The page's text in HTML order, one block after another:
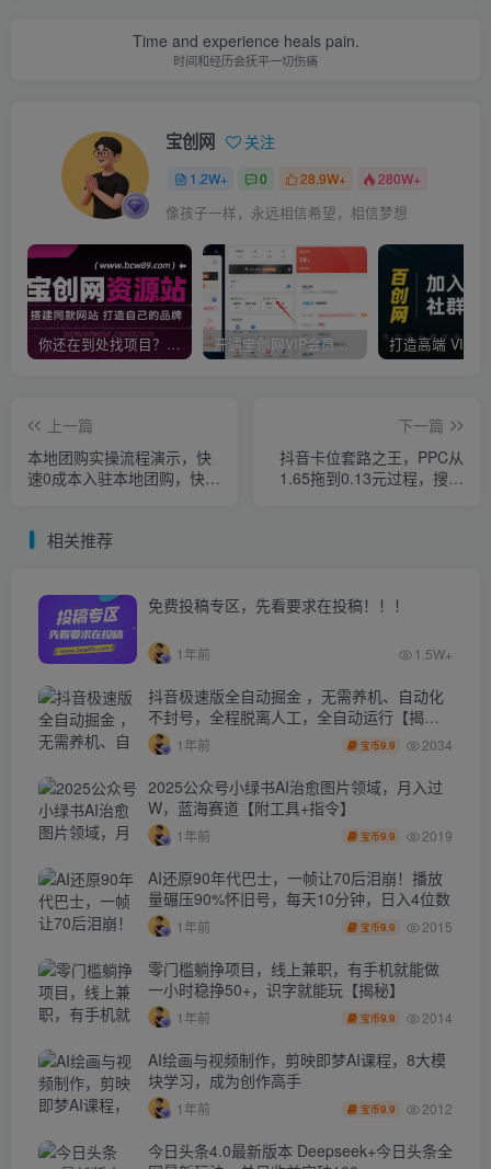
Time and experience heals pain.
时间和经历会抚平一切伤痛
宝创网 关注
1.2W+ 0 28.9W+ 280W+
像孩子一样，永远相信希望，相信梦想
你还在到处找项目？还在当韭菜？我靠卖项目一个月收入5万+，曾经我也是个失败者。 开通宝创网VIP会员，尊享全站资源免费下载，享70%的推广提成！！【限时五折优惠】
上一篇
本地团购实操流程演示，快
速0成本入驻本地团购，快速
下一篇
抖音卡位套路之王，PPC从
1.65拖到0.13元过程，搜索
相关推荐
免费投稿专区，先看要求在投稿！！！
1年前 1.5W+
抖音极速版全自动掘金 ，无需养机、自动化
不封号，全程脱离人工，全自动运行【揭
秘】 1年前 宝币9.9 2034
2025公众号小绿书AI治愈图片领域，月入过
W，蓝海赛道【附工具+指令】
1年前 宝币9.9 2019
AI还原90年代巴士，一帧让70后泪崩！播放
量碾压90%怀旧号，每天10分钟，日入4位数
1年前 宝币9.9 2015
零门槛躺挣项目，线上兼职，有手机就能做
一小时稳挣50+，识字就能玩【揭秘】
1年前 宝币9.9 2014
AI绘画与视频制作，剪映即梦AI课程，8大模
块学习，成为创作高手
1年前 宝币9.9 2012
今日头条4.0最新版本 Deepseek+今日头条全